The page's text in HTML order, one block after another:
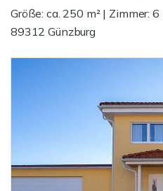
Größe: ca. 250 m² | Zimmer:
89312 Günzburg